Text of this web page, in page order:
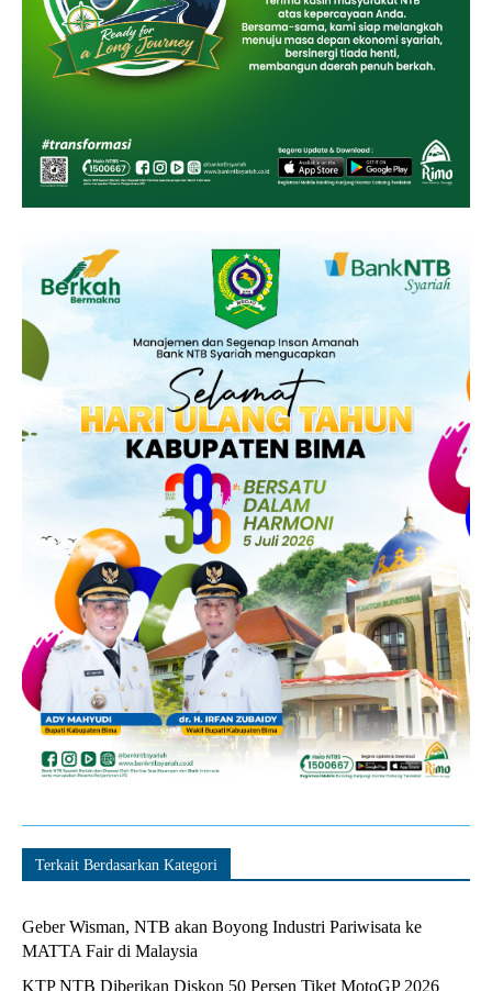
Terkait Berdasarkan Kategori
Geber Wisman, NTB akan Boyong Industri Pariwisata ke
MATTA Fair di Malaysia
KTP NTB Diberikan Diskon 50 Persen Tiket MotoGP 2026